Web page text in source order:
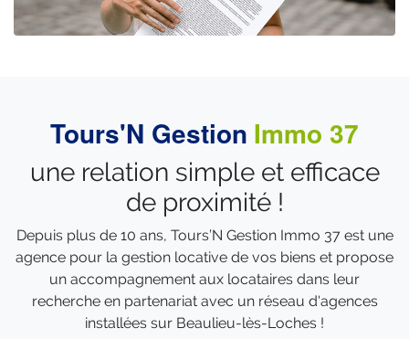
Tours'N Gestion Immo 37
une relation simple et efficace
de proximité !
Depuis plus de 10 ans, Tours’N Gestion Immo 37 est une
agence pour la gestion locative de vos biens et propose
un accompagnement aux locataires dans leur
recherche en partenariat avec un réseau d'agences
installées sur Beaulieu-lès-Loches !